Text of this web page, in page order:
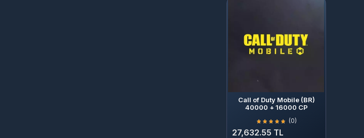
Call of Duty Mobile (BR)
40000 + 16000 CP
(0)
27,632.55 TL